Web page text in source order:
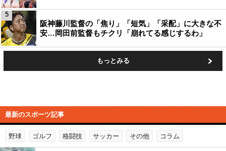
阪神藤川監督の「焦り」「短気」「采配」に大きな不
安…岡田前監督もチクリ「崩れてる感じするわ」
5
もっとみる
最新のスポーツ記事
野球 ゴルフ 格闘技 サッカー その他 コラム